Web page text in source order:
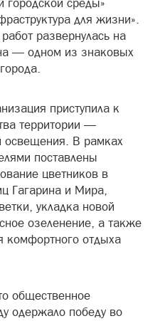
среды»
для жизни».
развернулась на
— одном из знаковых
приступила к
территории —
освещения. В рамках
поставлены
цветников в
Гагарина и Мира,
укладка новой
озеленение, а также
комфортного отдыха
общественное
одержало победу во